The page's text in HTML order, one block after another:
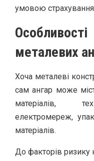
умовою
металевих
Хоча металеві
сам ангар може
матеріалів,
електромереж,
матеріалів.
До факторів ризику